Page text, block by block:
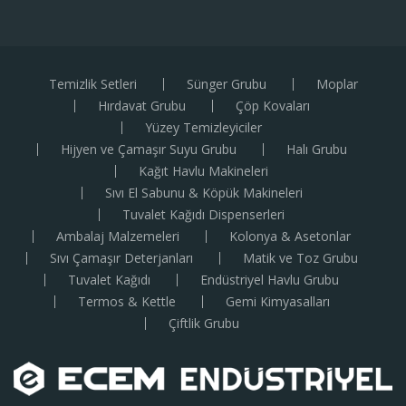
Temizlik Setleri Sünger Grubu
Moplar
Hırdavat Grubu
Çöp Kovaları
Yüzey Temizleyiciler
Hijyen ve Çamaşır Suyu Grubu
Halı Grubu
Kağıt Havlu Makineleri
Sıvı El Sabunu & Köpük Makineleri
Tuvalet Kağıdı Dispenserleri
Ambalaj Malzemeleri
Kolonya & Asetonlar
Sıvı Çamaşır Deterjanları
Matik ve Toz Grubu
Tuvalet Kağıdı
Endüstriyel Havlu Grubu
Termos & Kettle
Gemi Kimyasalları
Çiftlik Grubu